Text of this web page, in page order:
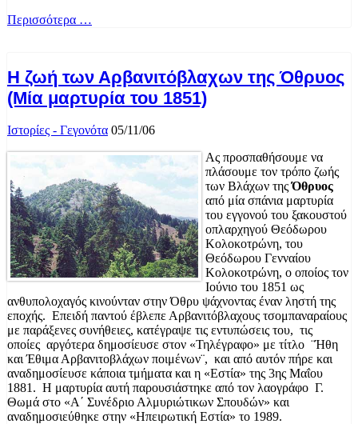
Περισσότερα …
Η ζωή των Αρβανιτόβλαχων της Όθρυος
(Μία μαρτυρία του 1851)
Ιστορίες - Γεγονότα 05/11/06
Ας προσπαθήσουμε να
πλάσουμε τον τρόπο ζωής
των Βλάχων τηςΌθρυος
από μία σπάνια μαρτυρία
του εγγονού του ξακουστού
οπλαρχηγού Θεόδωρου
Κολοκοτρώνη, του
Θεόδωρου Γενναίου
Κολοκοτρώνη, ο οποίος τον
Ιούνιο του 1851 ως
ανθυπολοχαγός κινούνταν στην Όθρυ ψάχνοντας έναν ληστή της
εποχής. Επειδή παντού έβλεπε Αρβανιτόβλαχους τσομπαναραίους
με παράξενες συνήθειες, κατέγραψε τις εντυπώσεις του, τις
οποίες αργότερα δημοσίευσε στον «Τηλέγραφο» με τίτλο ¨Ήθη
και Έθιμα Αρβανιτοβλάχων ποιμένων¨, και από αυτόν πήρε και
αναδημοσίευσε κάποια τμήματα και η «Εστία» της 3ης Μαΐου
1881. Η μαρτυρία αυτή παρουσιάστηκε από τον λαογράφο Γ.
Θωμά στο «Α΄ Συνέδριο Αλμυριώτικων Σπουδών» και
αναδημοσιεύθηκε στην «Ηπειρωτική Εστία» το 1989.